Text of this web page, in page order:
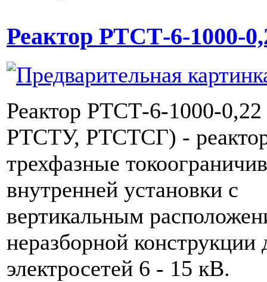
Реактор РТСТ-6-1000-
Реактор РТСТ-6-1000-
РТСТУ, РТСТСГ) -
трехфазные
внутренней установки с
вертикальным
неразборной конструкции
электросетей 6 - 15 кВ.